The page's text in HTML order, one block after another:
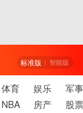
标准版 智能版
体育 娱乐 军事
NBA 房产 股票